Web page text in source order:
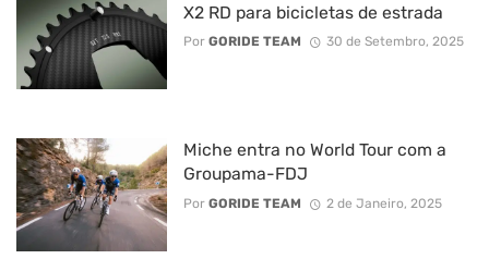
X2 RD para bicicletas de estrada
Por GORIDE TEAM 30 de Setembro, 2025
Miche entra no World Tour com a
Groupama-FDJ
Por GORIDE TEAM 2 de Janeiro, 2025